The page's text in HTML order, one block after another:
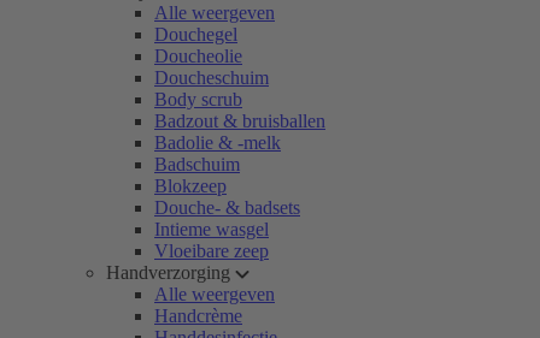
Alle weergeven
Douchegel
Doucheolie
Doucheschuim
Body scrub
Badzout & bruisballen
Badolie & -melk
Badschuim
Blokzeep
Douche- & badsets
Intieme wasgel
Vloeibare zeep
Handverzorging
Alle weergeven
Handcrème